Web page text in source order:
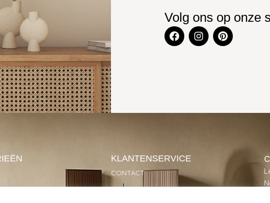
Volg ons op onze
KLANTENSERVICE
CONTACT
GARANTIE